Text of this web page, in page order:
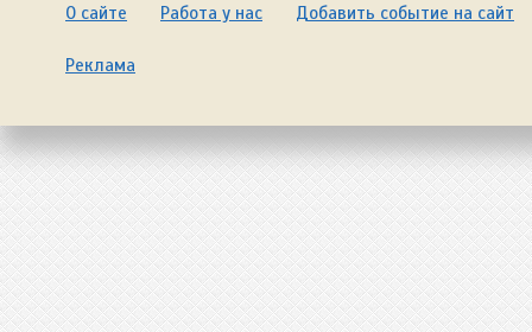
О сайте Работа у нас Добавить событие на сайт
Реклама